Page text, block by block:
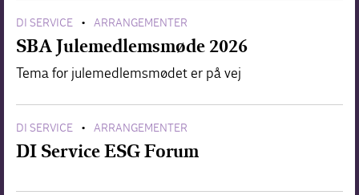
DI SERVICE • ARRANGEMENTER
SBA Julemedlemsmøde 2026
Tema for julemedlemsmødet er på vej
DI SERVICE • ARRANGEMENTER
DI Service ESG Forum